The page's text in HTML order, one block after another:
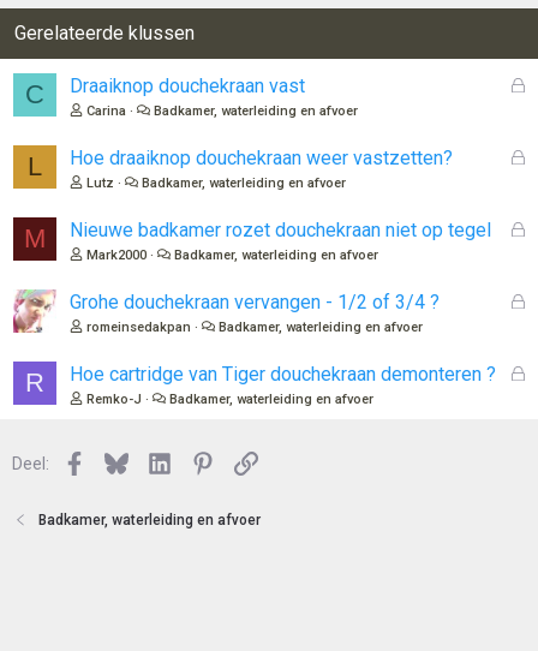
Gerelateerde klussen
C
G
n
Draaiknop douchekraan vast
Carina Badkamer, waterleiding en afvoer
L
G
n
Hoe draaiknop douchekraan weer vastzetten?
Lutz Badkamer, waterleiding en afvoer
M
G
n
Nieuwe badkamer rozet douchekraan niet op tegel
Mark2000 Badkamer, waterleiding en afvoer
G
Grohe douchekraan vervangen - 1/2 of 3/4 ?
romeinsedakpan Badkamer, waterleiding en afvoer
R
G
Hoe cartridge van Tiger douchekraan demonteren ?
Remko-J Badkamer, waterleiding en afvoer
Deel: Facebook
BlueskyLinkedInPinterest
Link
Badkamer, waterleiding en afvoer